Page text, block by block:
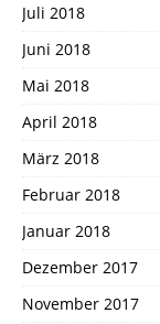
Juli 2018
Juni 2018
Mai 2018
April 2018
März 2018
Februar 2018
Januar 2018
Dezember 2017
November 2017